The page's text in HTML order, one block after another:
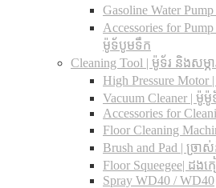
Gasoline Water
Accessories for
ម៉ូទ័បូមទឹក
Cleaning Tool | ម៉ូទ័រ និងសម្ភា
High Pressure
Vacuum Cleaner |
Accessories for
Floor Cleaning
Brush and Pad | ច្រ
Floor Squeegee| ដង
Spray WD40 / WD40